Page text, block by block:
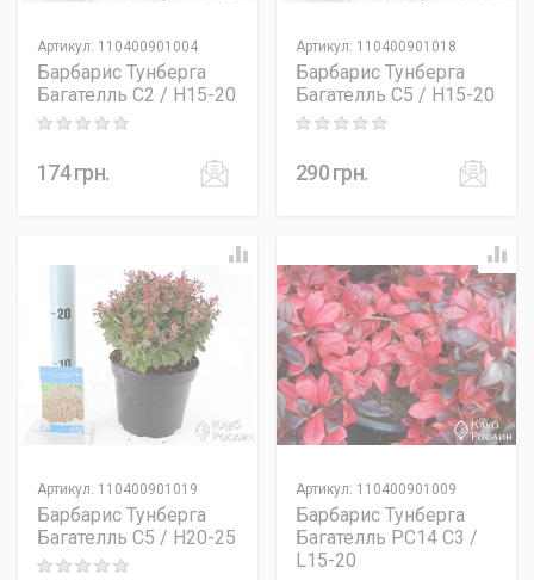
Артикул: 110400901004
Барбарис Тунберга
Багателль C2 / H15-20
Rating: 0 out of 5
174грн.
Артикул: 110400901018
Барбарис Тунберга
Багателль C5 / H15-20
Rating: 0 out of 5
290грн.
Артикул: 110400901019
Барбарис Тунберга
Багателль C5 / H20-25
Rating: 0 out of 5
Артикул: 110400901009
Барбарис Тунберга
Багателль PC14 C3 /
L15-20